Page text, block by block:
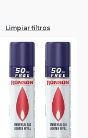
Limpiar filtros
Vista Previa